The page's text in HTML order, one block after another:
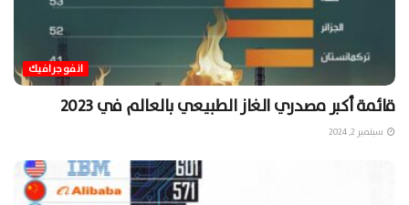
انفوجرافيك
قائمة أكبر مصدري الغاز الطبيعي بالعالم في 2023
سبتمبر 2, 2024